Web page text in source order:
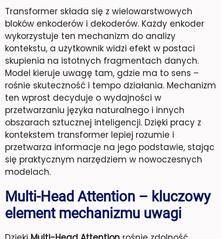
Transformer składa się z wielowarstwowych
bloków enkoderów i dekoderów. Każdy enkoder
wykorzystuje ten mechanizm do analizy
kontekstu, a użytkownik widzi efekt w postaci
skupienia na istotnych fragmentach danych.
Model kieruje uwagę tam, gdzie ma to sens –
rośnie skuteczność i tempo działania. Mechanizm
ten wprost decyduje o wydajności w
przetwarzaniu języka naturalnego i innych
obszarach sztucznej inteligencji. Dzięki pracy z
kontekstem transformer lepiej rozumie i
przetwarza informacje na jego podstawie, stając
się praktycznym narzędziem w nowoczesnych
modelach.
Multi-Head Attention – kluczowy
element mechanizmu uwagi